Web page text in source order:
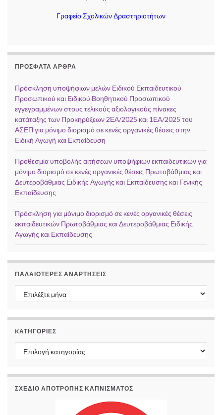
Γραφείο Σχολικών Δραστηριοτήτων
ΠΡΌΣΦΑΤΑ ΆΡΘΡΑ
Πρόσκληση υποψήφιων μελών Ειδικού Εκπαιδευτικού
Προσωπικού και Ειδικού Βοηθητικού Προσωπικού
εγγεγραμμένων στους τελικούς αξιολογικούς πίνακες
κατάταξης των Προκηρύξεων 2ΕΑ/2025 και 1ΕΑ/2025 του
ΑΣΕΠ για μόνιμο διορισμό σε κενές οργανικές θέσεις στην
Ειδική Αγωγή και Εκπαίδευση
Προθεσμία υποβολής αιτήσεων υποψήφιων εκπαιδευτικών για
μόνιμο διορισμό σε κενές οργανικές θέσεις Πρωτοβάθμιας και
Δευτεροβάθμιας Ειδικής Αγωγής και Εκπαίδευσης και Γενικής
Εκπαίδευσης
Πρόσκληση για μόνιμο διορισμό σε κενές οργανικές θέσεις
εκπαιδευτικών Πρωτοβάθμιας και Δευτεροβάθμιας Ειδικής
Αγωγής και Εκπαίδευσης
ΠΑΛΑΙΌΤΕΡΕΣ ΑΝΑΡΤΉΣΕΙΣ
Παλαιότερες αναρτήσεις
KΑΤΗΓΟΡΊΕΣ
Kατηγορίες
ΣΧΕΔΙΟ ΑΠΟΤΡΟΠΗΣ ΚΑΠΝΙΣΜΑΤΟΣ